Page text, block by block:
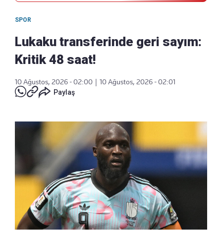
SPOR
Lukaku transferinde geri sayım:
Kritik 48 saat!
10 Ağustos, 2026 - 02:00
10 Ağustos, 2026 - 02:01
Paylaş